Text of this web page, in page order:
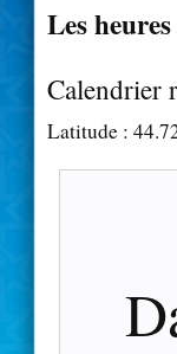
Les
Calendrier
Latitude :